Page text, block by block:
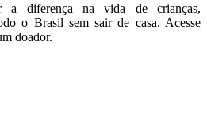
a diferença na vida de crianças,
o Brasil sem sair de casa. Acesse
doador.